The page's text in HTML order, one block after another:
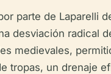
parte de Laparelli
desviación radical
medievales,
tropas, un drenaje